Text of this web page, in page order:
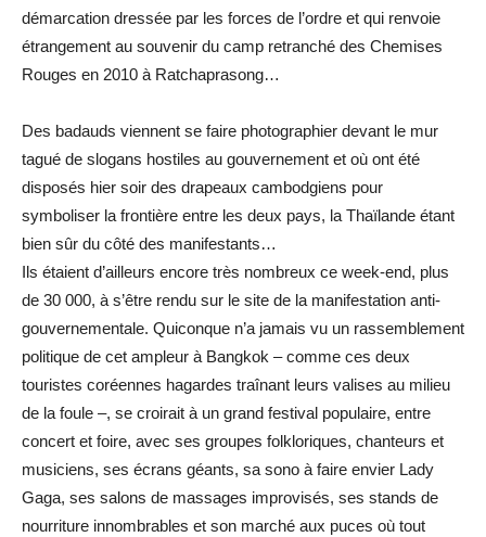
démarcation dressée par les forces de l’ordre et qui renvoie
étrangement au souvenir du camp retranché des Chemises
Rouges en 2010 à Ratchaprasong…
Des badauds viennent se faire photographier devant le mur
tagué de slogans hostiles au gouvernement et où ont été
disposés hier soir des drapeaux cambodgiens pour
symboliser la frontière entre les deux pays, la Thaïlande étant
bien sûr du côté des manifestants…
Ils étaient d’ailleurs encore très nombreux ce week-end, plus
de 30 000, à s’être rendu sur le site de la manifestation anti-
gouvernementale. Quiconque n’a jamais vu un rassemblement
politique de cet ampleur à Bangkok – comme ces deux
touristes coréennes hagardes traînant leurs valises au milieu
de la foule –, se croirait à un grand festival populaire, entre
concert et foire, avec ses groupes folkloriques, chanteurs et
musiciens, ses écrans géants, sa sono à faire envier Lady
Gaga, ses salons de massages improvisés, ses stands de
nourriture innombrables et son marché aux puces où tout